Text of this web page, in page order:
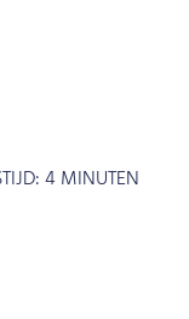
4MINUTEN